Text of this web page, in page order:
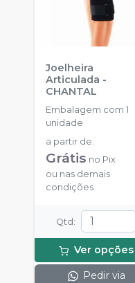
Joelheira
Articulada -
CHANTAL
Embalagem com 1
unidade
a partir de:
Grátis no Pix
ou nas demais
condições
Qtd :
Ver opções
Pedir via